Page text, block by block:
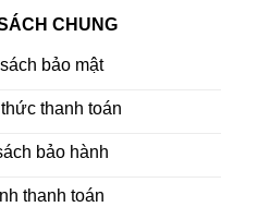
CHUNG
bảo mật
thanh toán
bảo hành
thanh toán